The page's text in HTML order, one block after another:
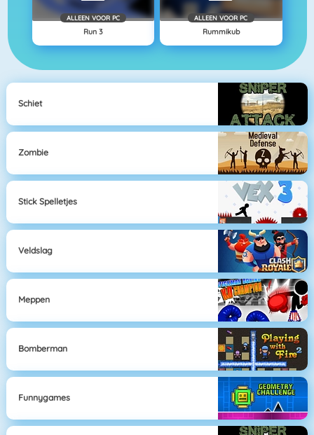
ALLEEN VOOR PC
Run 3
ALLEEN VOOR PC
Rummikub
Schiet
Zombie
Stick Spelletjes
Veldslag
Meppen
Bomberman
Funnygames